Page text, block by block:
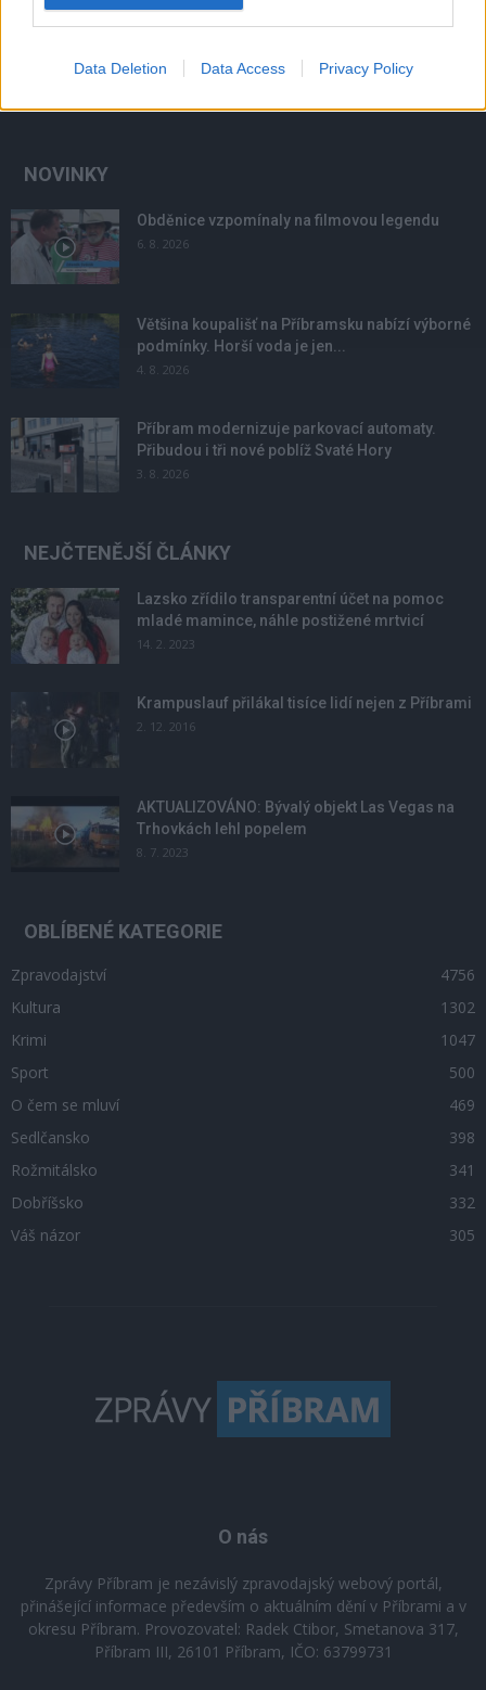
Data Deletion Data Access Privacy Policy
NOVINKY
Obděnice vzpomínaly na filmovou legendu
6. 8. 2026
Většina koupališť na Příbramsku nabízí výborné
podmínky. Horší voda je jen...
4. 8. 2026
Příbram modernizuje parkovací automaty.
Přibudou i tři nové poblíž Svaté Hory
3. 8. 2026
NEJČTENĚJŠÍ ČLÁNKY
Lazsko zřídilo transparentní účet na pomoc
mladé mamince, náhle postižené mrtvicí
14. 2. 2023
Krampuslauf přilákal tisíce lidí nejen z Příbrami
2. 12. 2016
AKTUALIZOVÁNO: Bývalý objekt Las Vegas na
Trhovkách lehl popelem
8. 7. 2023
OBLÍBENÉ KATEGORIE
Zpravodajství
4756
Kultura
1302
Krimi
1047
Sport
500
O čem se mluví
469
Sedlčansko
398
Rožmitálsko
341
Dobříšsko
332
Váš názor
305
O nás
Zprávy Příbram je nezávislý zpravodajský webový portál,
přinášející informace především o aktuálním dění v Příbrami a v
okresu Příbram. Provozovatel: Radek Ctibor, Smetanova 317,
Příbram III, 26101 Příbram, IČO: 63799731